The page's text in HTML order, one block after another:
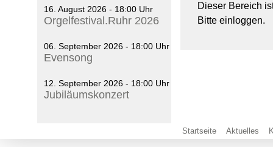
16. August 2026 - 18:00 Uhr
Orgelfestival.Ruhr 2026
06. September 2026 - 18:00 Uhr
Evensong
12. September 2026 - 18:00 Uhr
Jubiläumskonzert
Dieser Bereich
Bitte einloggen.
Startseite Aktuelles